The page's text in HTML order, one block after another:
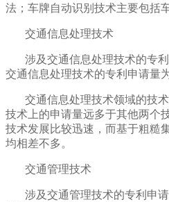
法；车牌自动识别技术主要包括
交通信息处理技术
涉及交通信息处理技术的专
交通信息处理技术的专利申请量
交通信息处理技术领域的技
技术上的申请量远多于其他两个
技术发展比较迅速，而基于粗糙
均相差不多。
交通管理技术
涉及交通管理技术的专利申